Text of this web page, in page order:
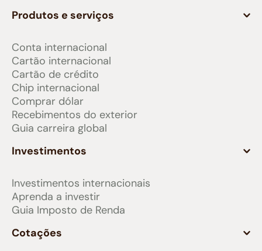
Produtos e serviços
Conta internacional
Cartão internacional
Cartão de crédito
Chip internacional
Comprar dólar
Recebimentos do exterior
Guia carreira global
Investimentos
Investimentos internacionais
Aprenda a investir
Guia Imposto de Renda
Cotações